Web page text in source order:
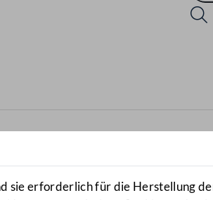
öffnen
sie erforderlich für die Herstellung